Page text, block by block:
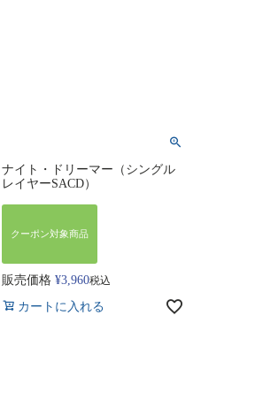
ナイト・ドリーマー（シングル
レイヤーSACD）
クーポン対象商品
販売価格 ¥3,960税込
カートに入れる